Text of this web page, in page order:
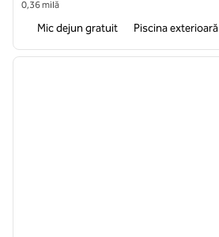
0,36 milă
Mic dejun gratuit Piscina exterioară
1 din 12